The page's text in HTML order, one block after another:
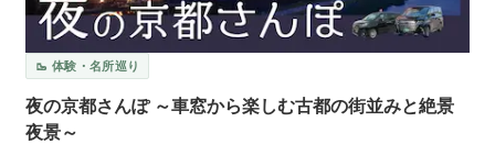
🥾 体験・名所巡り
夜の京都さんぽ ～車窓から楽しむ古都の街並みと絶景
夜景～